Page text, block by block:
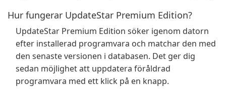
Hur fungerar UpdateStar Premium Edition?
UpdateStar Premium Edition söker igenom datorn
efter installerad programvara och matchar den med
den senaste versionen i databasen. Det ger dig
sedan möjlighet att uppdatera föråldrad
programvara med ett klick på en knapp.